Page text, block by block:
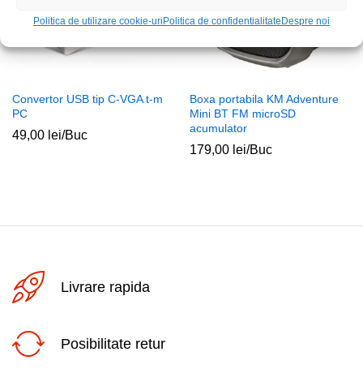
Politica de utilizare cookie-uriPolitica de confidentialitateDespre noi
Convertor USB tip C-VGA t-m
PC
49,00 lei/Buc
Boxa portabila KM Adventure
Mini BT FM microSD
acumulator
179,00 lei/Buc
Livrare rapida
Posibilitate retur